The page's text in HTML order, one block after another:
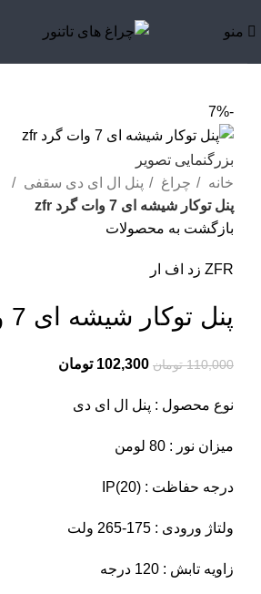
منو
-7%
بزرگنمایی تصویر
خانه
چراغ
پنل ال ای دی سقفی
پنل توکار شیشه ای 7 وات گرد zfr
بازگشت به محصولات
ZFR زد اف ار
پنل توکار شیشه ای 7 وات گرد zfr
110,000 تومان 102,300 تومان
نوع محصول : پنل ال ای دی
میزان نور : 80 لومن
درجه حفاظت : (IP(20
ولتاژ ورودی : 175-265 ولت
زاویه تابش : 120 درجه